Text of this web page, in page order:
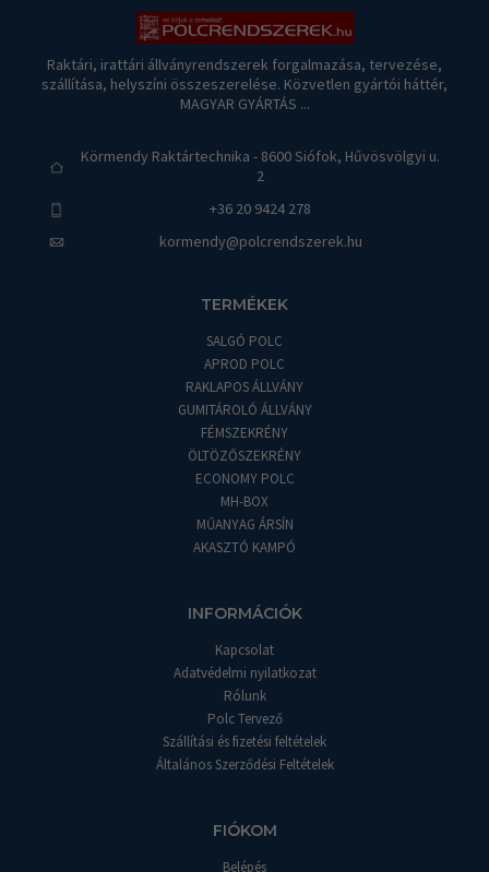
Raktári, irattári állványrendszerek forgalmazása, tervezése,
szállítása, helyszíni összeszerelése. Közvetlen gyártói háttér,
MAGYAR GYÁRTÁS ...
Körmendy Raktártechnika - 8600 Siófok, Hűvösvölgyi u.
2
+36 20 9424 278
kormendy@polcrendszerek.hu
TERMÉKEK
SALGÓ POLC
APROD POLC
RAKLAPOS ÁLLVÁNY
GUMITÁROLÓ ÁLLVÁNY
FÉMSZEKRÉNY
ÖLTÖZŐSZEKRÉNY
ECONOMY POLC
MH-BOX
MŰANYAG ÁRSÍN
AKASZTÓ KAMPÓ
INFORMÁCIÓK
Kapcsolat
Adatvédelmi nyilatkozat
Rólunk
Polc Tervező
Szállítási és fizetési feltételek
Általános Szerződési Feltételek
FIÓKOM
Belépés